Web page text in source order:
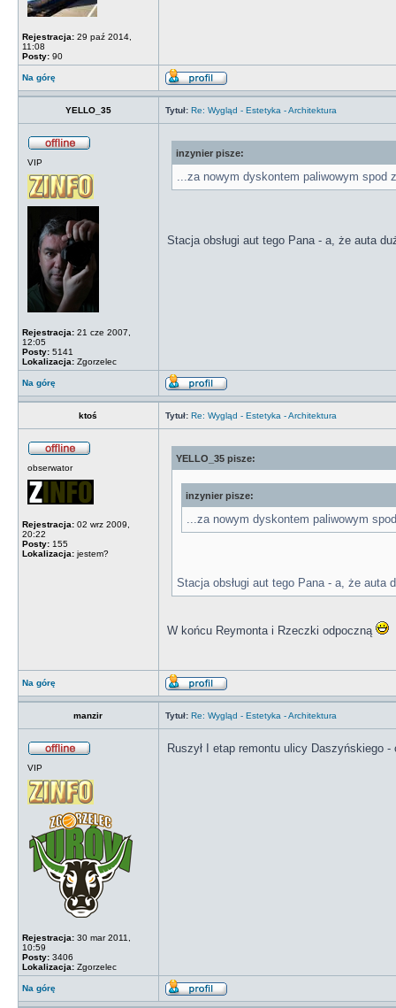
Rejestracja: 29 paź 2014,
11:08
Posty: 90
Na górę
YELLO_35 Tytuł: Re: Wygląd - Estetyka - Architektura
VIP
Rejestracja: 21 cze 2007,
12:05
Posty: 5141
Lokalizacja: Zgorzelec
inzynier pisze:
...za nowym dyskontem paliwowym spod
Stacja obsługi aut tego Pana - a, że auta
Na górę
ktoś Tytuł: Re: Wygląd - Estetyka - Architektura
obserwator
Rejestracja: 02 wrz 2009,
20:22
Posty: 155
Lokalizacja: jestem?
YELLO_35 pisze:
inzynier pisze:
...za nowym dyskontem paliwowym
Stacja obsługi aut tego Pana - a, że auta
W końcu Reymonta i Rzeczki odpoczną
Na górę
manzir Tytuł: Re: Wygląd - Estetyka - Architektura
VIP
Rejestracja: 30 mar 2011,
10:59
Posty: 3406
Lokalizacja: Zgorzelec
Ruszył I etap remontu ulicy Daszyńskiego
Na górę